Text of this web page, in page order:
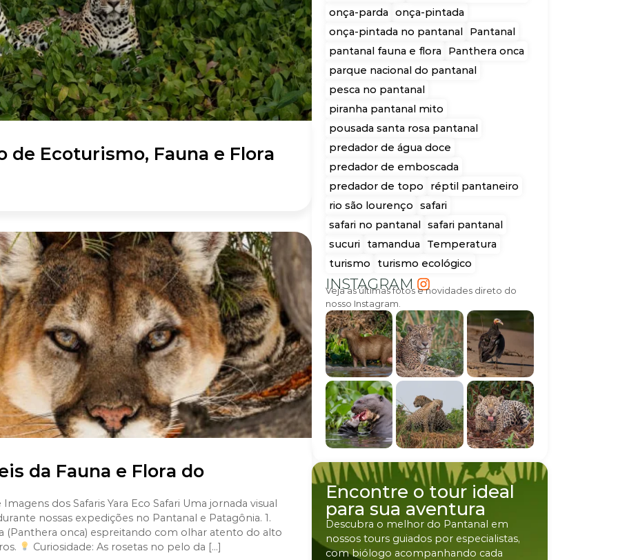
de Ecoturismo, Fauna e Flora
da Fauna e Flora do
dos Safaris Yara Eco Safari Uma jornada visual
nossas expedições no Pantanal e Patagônia. 1.
(Panthera onca) espreitando com olhar atento do alto
Curiosidade: As rosetas no pelo da […]
onça-parda onça-pintada
onça-pintada no pantanal
Pantanal
pantanal fauna e flora
Panthera onca
parque nacional do pantanal
pesca no pantanal
piranha pantanal mito
pousada santa rosa pantanal
predador de água doce
predador de emboscada
predador de topo
réptil pantaneiro
rio são lourenço
safari
safari no pantanal safari pantanal
sucuri
tamandua
Temperatura
turismo
turismo ecológico
INSTAGRAM
Veja as últimas fotos e novidades direto do
nosso Instagram.
Encontre o tour ideal
para sua aventura
Descubra o melhor do Pantanal em
nossos tours guiados por especialistas,
com biólogo acompanhando cada